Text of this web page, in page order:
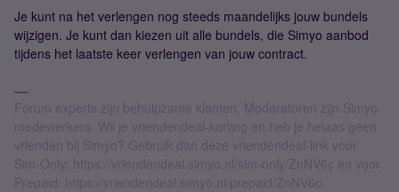
Je kunt na het verlengen nog steeds maandelijks jouw bundels
wijzigen. Je kunt dan kiezen uit alle bundels, die Simyo aanbod
tijdens het laatste keer verlengen van jouw contract.
Forum experts zijn behulpzame klanten. Moderatoren zijn Simyo
medewerkers. Wil je vriendendeal-korting en heb je helaas geen
vrienden bij Simyo? Gebruik dan deze vriendendeal-link voor
Sim-Only: https://vriendendeal.simyo.nl/sim-only/ZnNV6c en voor
Prepaid: https://vriendendeal.simyo.nl/prepaid/ZnNV6c.